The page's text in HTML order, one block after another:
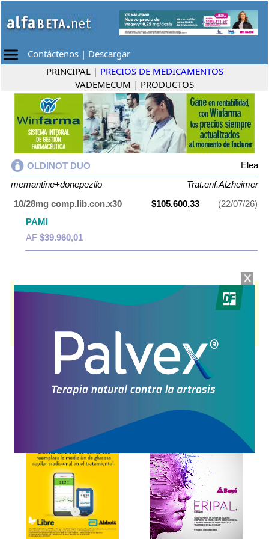
Contáctenos | Descargar
PRINCIPAL | PRECIOS DE MEDICAMENTOS
VADEMECUM | PRODUCTOS
OLDINOT DUO
Elea
memantine+donepezilo
Trat.enf.Alzheimer
10/28mg comp.lib.con.x30
$105.600,33
(22/07/26)
PAMI
AF $39.960,01
OLDINOT DUO memantine+donepeziloy se indica como
. Es producido por Eleay cuenta con 1 presentación
Algunas presentaciones cuentan con cobertura PAMI.
memantine+donepezilo
Otros productos deElea